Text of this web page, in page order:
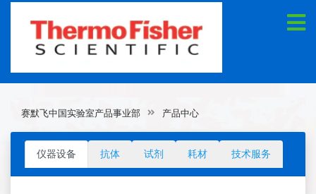
赛默飞中国实验室产品事业部 产品中心
仪器设备 抗体 试剂 耗材 技术服务